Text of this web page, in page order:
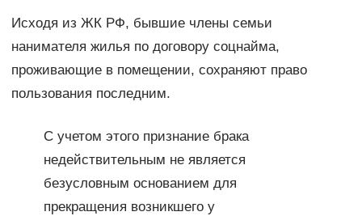
Исходя из ЖК РФ, бывшие члены семьи
нанимателя жилья по договору соцнайма,
проживающие в помещении, сохраняют право
пользования последним.
С учетом этого признание брака
недействительным не является
безусловным основанием для
прекращения возникшего у